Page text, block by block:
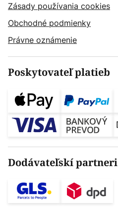
Zásady používania cookies
Obchodné podmienky
Právne oznámenie
Poskytovateľ platieb
Dodávateľskí partneri